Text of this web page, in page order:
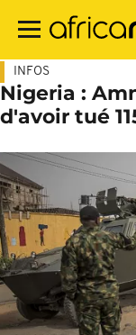
contenu
INFOS
Nigeria :
d'avoir tué